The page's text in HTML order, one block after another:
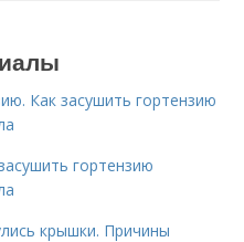
Как засушить гортензию
гортензию
крышки. Причины